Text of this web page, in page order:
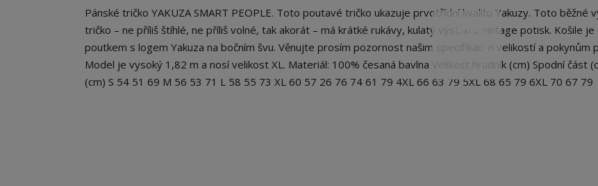
Pánské tričko YAKUZA SMART PEOPLE. Toto poutavé tričko ukazuje prvotřídní kvalitu Yakuzy. Toto běžné
tričko – ne příliš štíhlé, ne příliš volné, tak akorát – má krátké rukávy, kulatý výstřih a vintage potisk. Košile je
poutkem s logem Yakuza na bočním švu. Věnujte prosím pozornost našim specifikacím velikostí a pokynům
Model je vysoký 1,82 m a nosí velikost XL. Materiál: 100% česaná bavlna Velikost hrudník (cm) Spodní část
(cm) S 54 51 69 M 56 53 71 L 58 55 73 XL 60 57 26 76 74 61 79 4XL 66 63 79 5XL 68 65 79 6XL 70 67 79